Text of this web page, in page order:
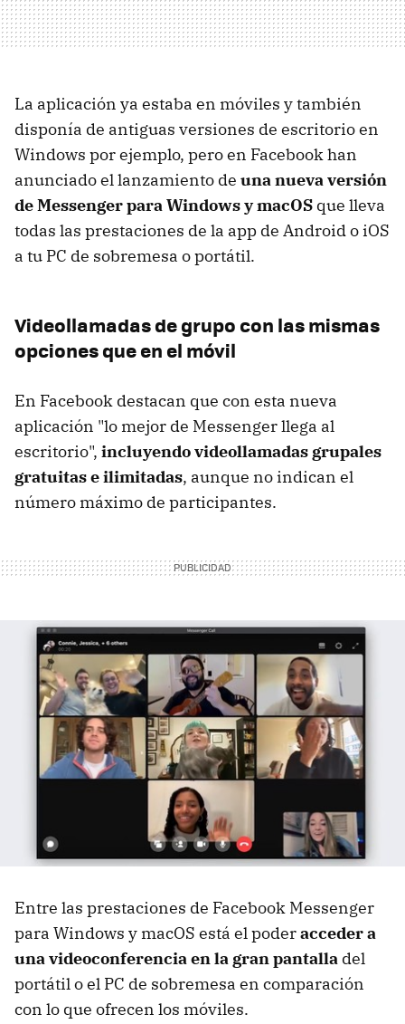
La aplicación ya estaba en móviles y también
disponía de antiguas versiones de escritorio en
Windows por ejemplo, pero en Facebook han
anunciado el lanzamiento de una nueva versión
de Messenger para Windows y macOS que lleva
todas las prestaciones de la app de Android o iOS
a tu PC de sobremesa o portátil.
Videollamadas de grupo con las mismas
opciones que en el móvil
En Facebook destacan que con esta nueva
aplicación "lo mejor de Messenger llega al
escritorio", incluyendo videollamadas grupales
gratuitas e ilimitadas, aunque no indican el
número máximo de participantes.
Entre las prestaciones de Facebook Messenger
para Windows y macOS está el poderacceder a
una videoconferencia en la gran pantalla del
portátil o el PC de sobremesa en comparación
con lo que ofrecen los móviles.